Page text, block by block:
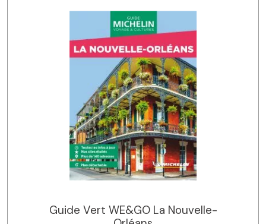
Guide Vert WE&GO La Nouvelle-